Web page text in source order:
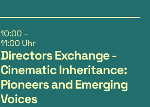
10:00 –
11:00 Uhr
Directors Exchange -
Cinematic Inheritance:
Pioneers and Emerging
Voices